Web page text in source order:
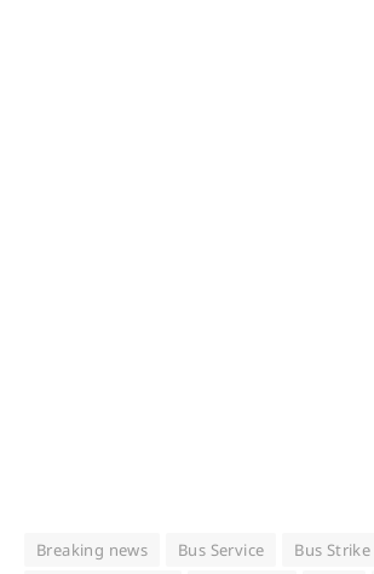
Breaking news Bus Service
Bus Strike